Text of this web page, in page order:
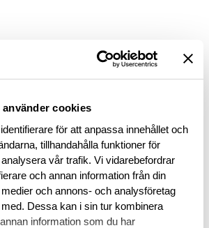
cookies
för att anpassa innehållet och
tillhandahålla funktioner för
vår trafik. Vi vidarebefordrar
och annan information från din
och annons- och analysföretag
Dessa kan i sin tur kombinera
information som du har